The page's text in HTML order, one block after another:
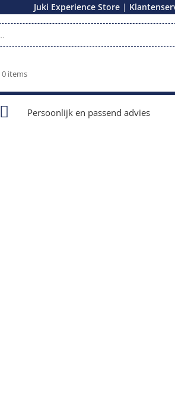
Juki Experience Store|
0 items
 Persoonlijk en passend advies